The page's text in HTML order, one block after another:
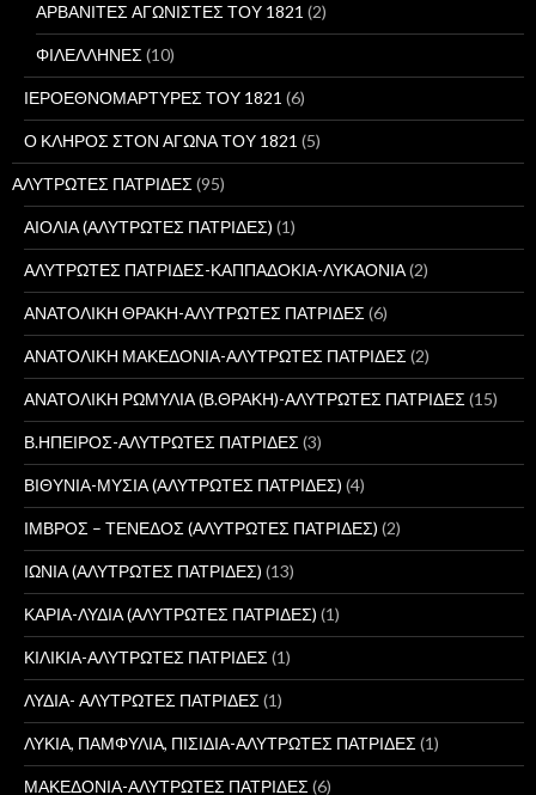
ΑΡΒΑΝΙΤΕΣ ΑΓΩΝΙΣΤΕΣ ΤΟΥ 1821 (2)
ΦΙΛΕΛΛΗΝΕΣ(10)
ΙΕΡΟΕΘΝΟΜΑΡΤΥΡΕΣ ΤΟΥ 1821 (6)
Ο ΚΛΗΡΟΣ ΣΤΟΝ ΑΓΩΝΑ ΤΟΥ 1821 (5)
ΑΛΥΤΡΩΤΕΣ ΠΑΤΡΙΔΕΣ(95)
ΑΙΟΛΙΑ (ΑΛΥΤΡΩΤΕΣ ΠΑΤΡΙΔΕΣ) (1)
ΑΛΥΤΡΩΤΕΣ ΠΑΤΡΙΔΕΣ-ΚΑΠΠΑΔΟΚΙΑ-ΛΥΚΑΟΝΙΑ(2)
ΑΝΑΤΟΛΙΚΗ ΘΡΑΚΗ-ΑΛΥΤΡΩΤΕΣ ΠΑΤΡΙΔΕΣ(6)
ΑΝΑΤΟΛΙΚΗ ΜΑΚΕΔΟΝΙΑ-ΑΛΥΤΡΩΤΕΣ ΠΑΤΡΙΔΕΣ(2)
ΑΝΑΤΟΛΙΚΗ ΡΩΜΥΛΙΑ (Β.ΘΡΑΚΗ)-ΑΛΥΤΡΩΤΕΣ ΠΑΤΡΙΔΕΣ(15)
Β.ΗΠΕΙΡΟΣ-ΑΛΥΤΡΩΤΕΣ ΠΑΤΡΙΔΕΣ(3)
ΒΙΘΥΝΙΑ-ΜΥΣΙΑ (ΑΛΥΤΡΩΤΕΣ ΠΑΤΡΙΔΕΣ) (4)
ΙΜΒΡΟΣ – ΤΕΝΕΔΟΣ (ΑΛΥΤΡΩΤΕΣ ΠΑΤΡΙΔΕΣ) (2)
ΙΩΝΙΑ (ΑΛΥΤΡΩΤΕΣ ΠΑΤΡΙΔΕΣ) (13)
ΚΑΡΙΑ-ΛΥΔΙΑ (ΑΛΥΤΡΩΤΕΣ ΠΑΤΡΙΔΕΣ) (1)
ΚΙΛΙΚΙΑ-ΑΛΥΤΡΩΤΕΣ ΠΑΤΡΙΔΕΣ(1)
ΛΥΔΙΑ- ΑΛΥΤΡΩΤΕΣ ΠΑΤΡΙΔΕΣ(1)
ΛΥΚΙΑ, ΠΑΜΦΥΛΙΑ, ΠΙΣΙΔΙΑ-ΑΛΥΤΡΩΤΕΣ ΠΑΤΡΙΔΕΣ(1)
ΜΑΚΕΔΟΝΙΑ-ΑΛΥΤΡΩΤΕΣ ΠΑΤΡΙΔΕΣ(6)